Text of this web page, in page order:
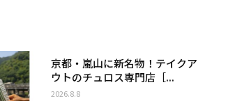
京都・嵐山に新名物！テイクア
ウトのチュロス専門店［...
2026.8.8